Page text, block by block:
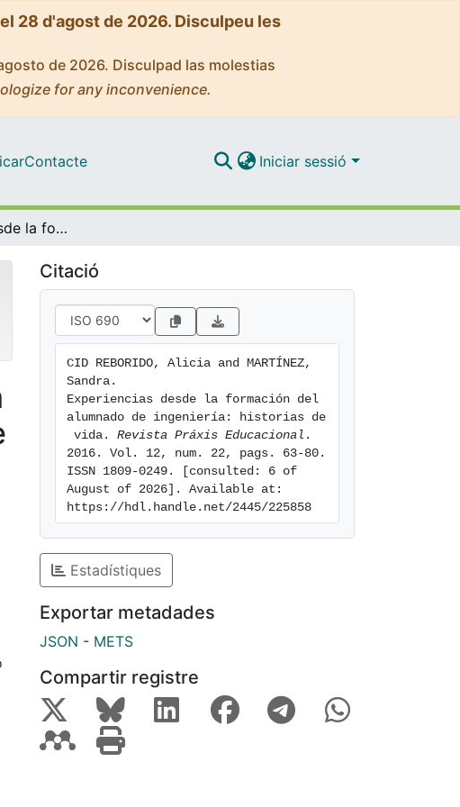
28 d'agost de 2026. Disculpeu les
de 2026. Disculpad las molestias
for any inconvenience.
Contacte Iniciar sessió
Experiencias desde la formación del alumnado de ingeniería: historias de vida
Citació
CID REBORIDO, Alicia and MARTÍNEZ,
Sandra.
Experiencias desde la formación del
alumnado de ingeniería: historias de
vida. Revista Práxis Educacional .
2016. Vol. 12, num. 22, pags. 63-80.
ISSN 1809-0249. [consulted: 6 of
August of 2026]. Available at:
https://hdl.handle.net/2445/225858
Estadístiques
Exportar metadades
JSON - METS
Compartir registre